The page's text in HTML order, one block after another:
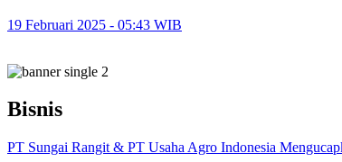
19 Februari 2025 - 05:43 WIB
Bisnis
PT Sungai Rangit & PT Usaha Agro Indonesia